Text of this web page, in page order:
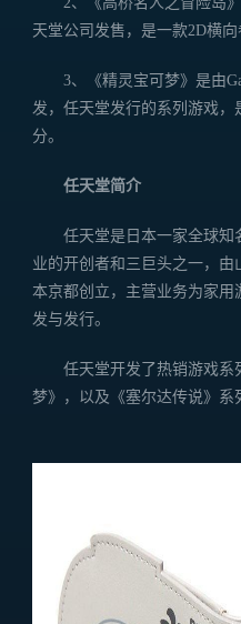
天堂公司发售，是一款2D横向
3、《精灵宝可梦》是由
发，任天堂发行的系列游戏
分。
任天堂简介
任天堂是日本一家全球知
业的开创者和三巨头之一，由
本京都创立，主营业务为家
发与发行。
任天堂开发了热销游戏系
梦》，以及《塞尔达传说》系